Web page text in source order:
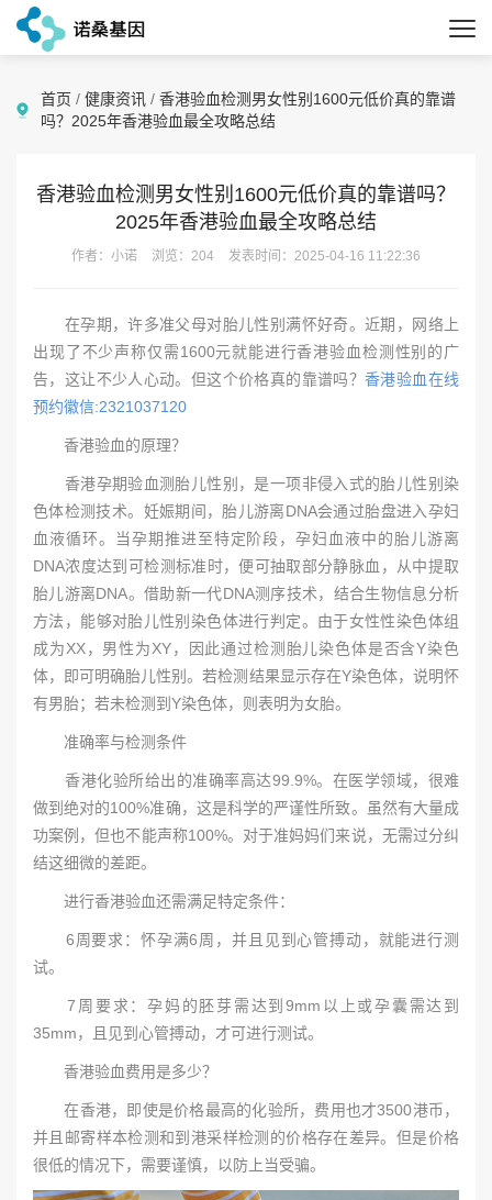
首页 / 健康资讯 / 香港验血检测男女性别1600元低价真的靠谱
吗？2025年香港验血最全攻略总结
香港验血检测男女性别1600元低价真的靠谱吗？
2025年香港验血最全攻略总结
作者：小诺 浏览：204 发表时间：2025-04-16 11:22:36
在孕期，许多准父母对胎儿性别满怀好奇。近期，网络上
出现了不少声称仅需1600元就能进行香港验血检测性别的广
告，这让不少人心动。但这个价格真的靠谱吗？香港验血在线
预约徽信:2321037120
香港验血的原理？
香港孕期验血测胎儿性别，是一项非侵入式的胎儿性别染
色体检测技术。妊娠期间，胎儿游离DNA会通过胎盘进入孕妇
血液循环。当孕期推进至特定阶段，孕妇血液中的胎儿游离
DNA浓度达到可检测标准时，便可抽取部分静脉血，从中提取
胎儿游离DNA。借助新一代DNA测序技术，结合生物信息分析
方法，能够对胎儿性别染色体进行判定。由于女性性染色体组
成为XX，男性为XY，因此通过检测胎儿染色体是否含Y染色
体，即可明确胎儿性别。若检测结果显示存在Y染色体，说明怀
有男胎；若未检测到Y染色体，则表明为女胎。
准确率与检测条件
香港化验所给出的准确率高达99.9%。在医学领域，很难
做到绝对的100%准确，这是科学的严谨性所致。虽然有大量成
功案例，但也不能声称100%。对于准妈妈们来说，无需过分纠
结这细微的差距。
进行香港验血还需满足特定条件：
6周要求：怀孕满6周，并且见到心管搏动，就能进行测
试。
7周要求：孕妈的胚芽需达到9mm以上或孕囊需达到
35mm，且见到心管搏动，才可进行测试。
香港验血费用是多少？
在香港，即使是价格最高的化验所，费用也才3500港币，
并且邮寄样本检测和到港采样检测的价格存在差异。但是价格
很低的情况下，需要谨慎，以防上当受骗。